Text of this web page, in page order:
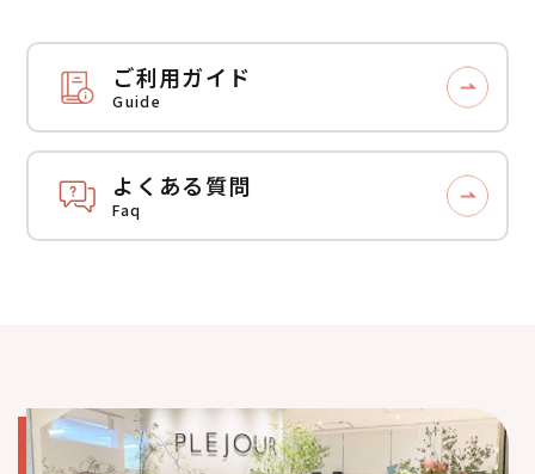
ご利用ガイド
Guide
よくある質問
Faq